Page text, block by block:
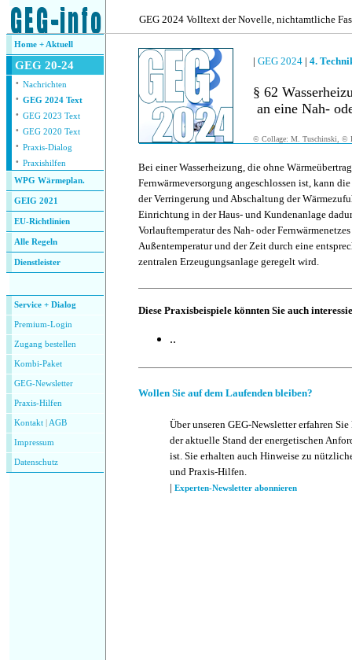
GEG 2024 Volltext der Novelle, nichtamtliche
Home + Aktuell
GEG 20-24
· Nachrichten
· GEG 2024 Text
· GEG 2023 Text
· GEG 2020 Text
· Praxis-Dialog
· Praxishilfen
WPG Wärmeplan.
GEIG 2021
EU-Richtlinien
Alle Regeln
Dienstleister
Service + Dialog
Premium-Login
Zugang bestellen
Kombi-Paket
GEG-Newsletter
Praxis-Hilfen
Kontakt AGB
Impressum
Datenschutz
| GEG 2024 | 4.
§ 62
an eine Nah-
© Collage: M. Tuschinski, ©
Bei einer Wasserheizung, die ohne
Fernwärmeversorgung angeschlossen ist, kann
der Verringerung und Abschaltung der
Einrichtung in der Haus- und Kundenanlage
Vorlauftemperatur des Nah- oder
Außentemperatur und der Zeit durch eine
zentralen Erzeugungsanlage geregelt wird.
Diese Praxisbeispiele könnten Sie auch
..
Wollen Sie auf dem Laufenden bleiben?
Über unseren GEG-Newsletter erfahren
der aktuelle Stand der energetischen
ist. Sie erhalten auch Hinweise zu
und Praxis-Hilfen.
| Experten-Newsletter abonnieren